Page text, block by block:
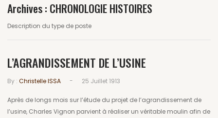
Nous trouver
Contact
Archives : CHRONOLOGIE HISTOIRES
Description du type de poste
L’AGRANDISSEMENT DE L’USINE
By : Christelle ISSA - 25 Juillet 1913
Après de longs mois sur l’étude du projet de l’agrandissement de
l’usine, Charles Vignon parvient à réaliser un véritable moulin afin de